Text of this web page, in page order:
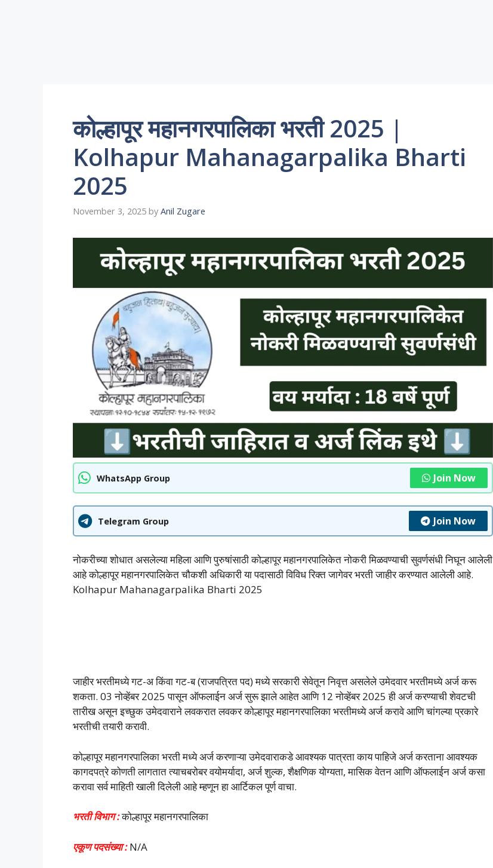
कोल्हापूर महानगरपालिका भरती 2025 |
Kolhapur Mahanagarpalika Bharti
2025
November 3, 2025 by Anil Zugare
WhatsApp Group Join Now
Telegram Group Join Now
नोकरीच्या शोधात असलेल्या महिला आणि पुरुषांसाठी कोल्हापूर महानगरपालिकेत नोकरी मिळवण्याची सुवर्णसंधी निघून आलेली
आहे कोल्हापूर महानगरपालिकेत चौकशी अधिकारी या पदासाठी विविध रिक्त जागेवर भरती जाहीर करण्यात आलेली आहे.
Kolhapur Mahanagarpalika Bharti 2025
जाहीर भरतीमध्ये गट-अ किंवा गट-ब (राजपत्रित पद) मध्ये सरकारी सेवेतून निवृत्त असलेले उमेदवार भरतीमध्ये अर्ज करू
शकता. 03 नोव्हेंबर 2025 पासून ऑफलाईन अर्ज सुरू झाले आहेत आणि 12 नोव्हेंबर 2025 ही अर्ज करण्याची शेवटची
तारीख असून इच्छुक उमेदवाराने लवकरात लवकर कोल्हापूर महानगरपालिका भरतीमध्ये अर्ज करावे आणि चांगल्या प्रकारे
भरतीची तयारी करावी.
कोल्हापूर महानगरपालिका भरती मध्ये अर्ज करणाऱ्या उमेदवाराकडे आवश्यक पात्रता काय पाहिजे अर्ज करताना आवश्यक
कागदपत्रे कोणती लागतात त्याचबरोबर वयोमर्यादा, अर्ज शुल्क, शैक्षणिक योग्यता, मासिक वेतन आणि ऑफलाईन अर्ज कसा
करावा सर्व माहिती खाली दिलेली आहे म्हणून हा आर्टिकल पूर्ण वाचा.
भरती विभाग :कोल्हापूर महानगरपालिका
एकूण पदसंख्या :N/A